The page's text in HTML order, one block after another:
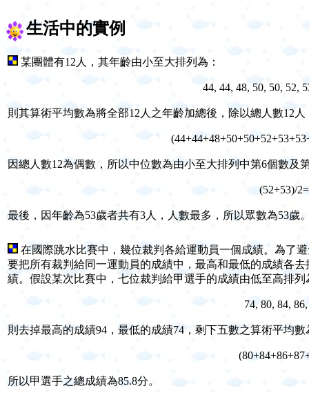
生活中的實例
某團體有12人，其年齡由小至大排列為：
44, 44, 48, 50, 50, 52,
則其算術平均數為將全部12人之年齡加總後，除以總人數12人
因總人數12為偶數，所以中位數為由小至大排列中第6個數及
(52+53)/
最後，因年齡為53歲者共有3人，人數最多，所以眾數為53歲
在國際跳水比賽中，幾位裁判各給運動員一個成績。為了
要把所有裁判給同一運動員的成績中，最高和最低的成績各
績。假設某次比賽中，七位裁判給甲選手的成績由低至高排列
74, 80, 84,
則去掉最高的成績94，最低的成績74，剩下五數之算術平均數
所以甲選手之總成績為85.8分。